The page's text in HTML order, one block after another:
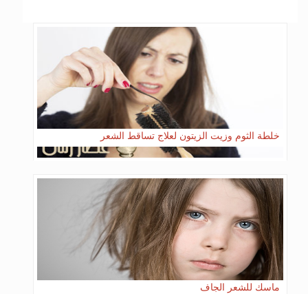
خلطة الثوم وزيت الزيتون لعلاج تساقط الشعر
ماسك للشعر الجاف